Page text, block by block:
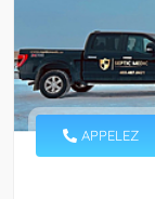
APPELEZ